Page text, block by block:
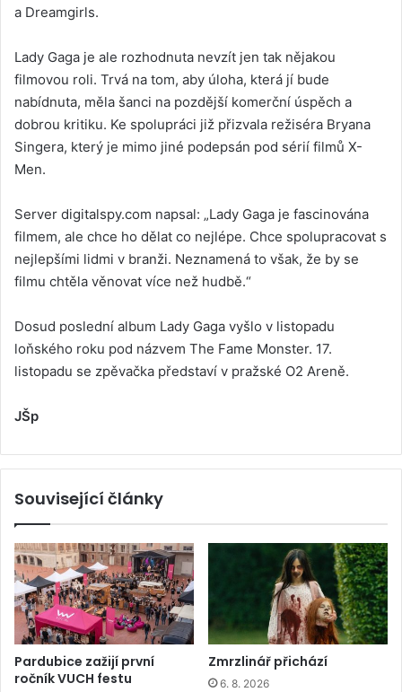
a Dreamgirls.
Lady Gaga je ale rozhodnuta nevzít jen tak nějakou
filmovou roli. Trvá na tom, aby úloha, která jí bude
nabídnuta, měla šanci na pozdější komerční úspěch a
dobrou kritiku. Ke spolupráci již přizvala režiséra Bryana
Singera, který je mimo jiné podepsán pod sérií filmů X-
Men.
Server digitalspy.com napsal: „Lady Gaga je fascinována
filmem, ale chce ho dělat co nejlépe. Chce spolupracovat s
nejlepšími lidmi v branži. Neznamená to však, že by se
filmu chtěla věnovat více než hudbě.“
Dosud poslední album Lady Gaga vyšlo v listopadu
loňského roku pod názvem The Fame Monster. 17.
listopadu se zpěvačka představí v pražské O2 Areně.
JŠp
Související články
Pardubice zažijí první
ročník VUCH festu
Zmrzlinář přichází
6. 8. 2026